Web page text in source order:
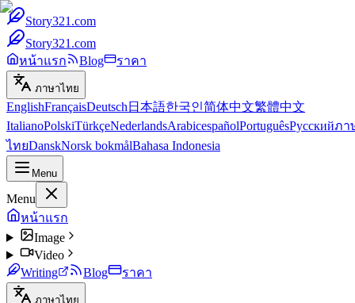
Story321.com
Story321.com
หน้าแรก
Blog ราคา
ภาษาไทย
EnglishFrançaisDeutsch 日本語한국인简体中文繁體中文
ItalianoPolskiTürkçeNederlandsArabicespañolPortuguêsРусскийภา
ไทยDanskNorsk bokmålBahasa Indonesia
Menu
Menu
หน้าแรก
Image
Video
Writing
Blog ราคา
ภาษาไทย